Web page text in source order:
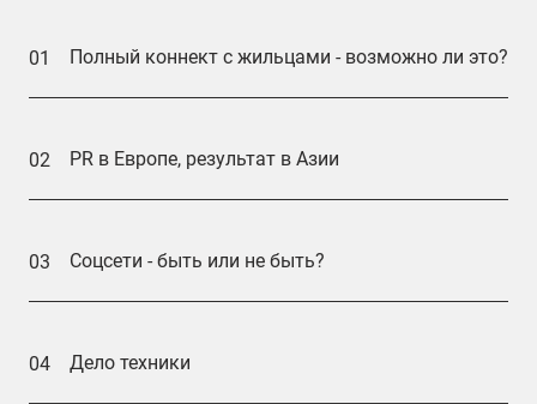
01 Полный коннект с жильцами - возможно ли это?
02 PR в Европе, результат в Азии
03 Соцсети - быть или не быть?
04 Дело техники